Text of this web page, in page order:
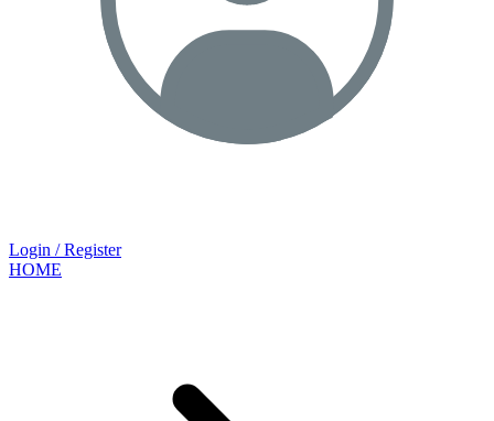
Login / Register
HOME